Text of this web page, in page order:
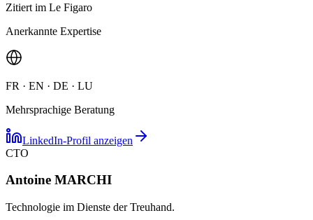
Zitiert im Le Figaro
Anerkannte Expertise
FR · EN · DE · LU
Mehrsprachige Beratung
LinkedIn-Profil anzeigen
CTO
Antoine MARCHI
Technologie im Dienste der Treuhand.